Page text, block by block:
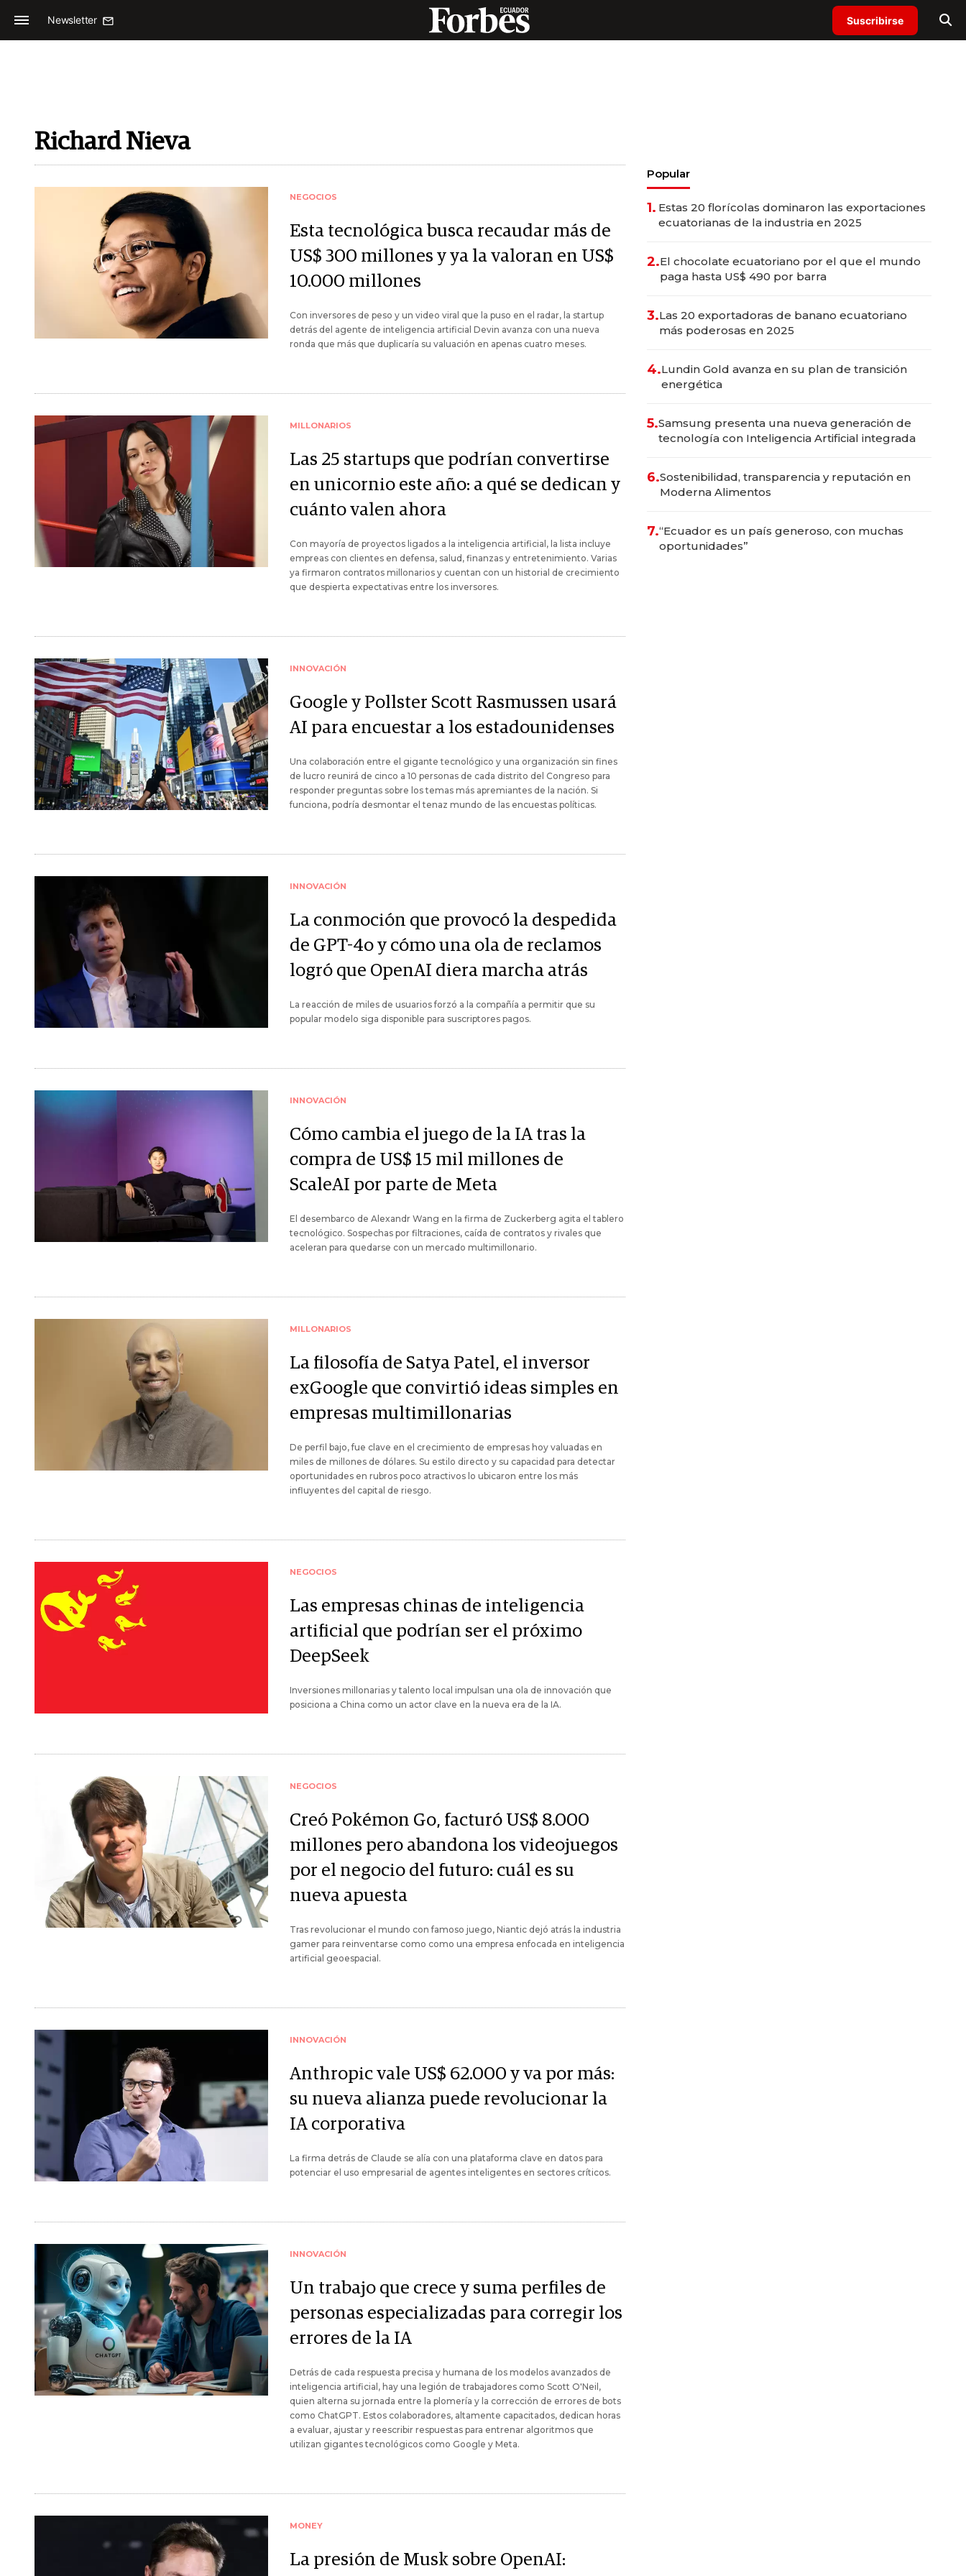
Newsletter Suscribirse
Richard Nieva
NEGOCIOS
Esta tecnológica busca recaudar más de
US$ 300 millones y ya la valoran en US$
10.000 millones
Con inversores de peso y un video viral que la puso en el radar, la startup
detrás del agente de inteligencia artificial Devin avanza con una nueva
ronda que más que duplicaría su valuación en apenas cuatro meses.
MILLONARIOS
Las 25 startups que podrían convertirse
en unicornio este año: a qué se dedican y
cuánto valen ahora
Con mayoría de proyectos ligados a la inteligencia artificial, la lista incluye
empreas con clientes en defensa, salud, finanzas y entretenimiento. Varias
ya firmaron contratos millonarios y cuentan con un historial de crecimiento
que despierta expectativas entre los inversores.
INNOVACIÓN
Google y Pollster Scott Rasmussen usará
AI para encuestar a los estadounidenses
Una colaboración entre el gigante tecnológico y una organización sin fines
de lucro reunirá de cinco a 10 personas de cada distrito del Congreso para
responder preguntas sobre los temas más apremiantes de la nación. Si
funciona, podría desmontar el tenaz mundo de las encuestas políticas.
INNOVACIÓN
La conmoción que provocó la despedida
de GPT-4o y cómo una ola de reclamos
logró que OpenAI diera marcha atrás
La reacción de miles de usuarios forzó a la compañía a permitir que su
popular modelo siga disponible para suscriptores pagos.
INNOVACIÓN
Cómo cambia el juego de la IA tras la
compra de US$ 15 mil millones de
ScaleAI por parte de Meta
El desembarco de Alexandr Wang en la firma de Zuckerberg agita el tablero
tecnológico. Sospechas por filtraciones, caída de contratos y rivales que
aceleran para quedarse con un mercado multimillonario.
MILLONARIOS
La filosofía de Satya Patel, el inversor
exGoogle que convirtió ideas simples en
empresas multimillonarias
De perfil bajo, fue clave en el crecimiento de empresas hoy valuadas en
miles de millones de dólares. Su estilo directo y su capacidad para detectar
oportunidades en rubros poco atractivos lo ubicaron entre los más
influyentes del capital de riesgo.
NEGOCIOS
Las empresas chinas de inteligencia
artificial que podrían ser el próximo
DeepSeek
Inversiones millonarias y talento local impulsan una ola de innovación que
posiciona a China como un actor clave en la nueva era de la IA.
NEGOCIOS
Creó Pokémon Go, facturó US$ 8.000
millones pero abandona los videojuegos
por el negocio del futuro: cuál es su
nueva apuesta
Tras revolucionar el mundo con famoso juego, Niantic dejó atrás la industria
gamer para reinventarse como como una empresa enfocada en inteligencia
artificial geoespacial.
INNOVACIÓN
Anthropic vale US$ 62.000 y va por más:
su nueva alianza puede revolucionar la
IA corporativa
La firma detrás de Claude se alía con una plataforma clave en datos para
potenciar el uso empresarial de agentes inteligentes en sectores críticos.
INNOVACIÓN
Un trabajo que crece y suma perfiles de
personas especializadas para corregir los
errores de la IA
Detrás de cada respuesta precisa y humana de los modelos avanzados de
inteligencia artificial, hay una legión de trabajadores como Scott O'Neil,
quien alterna su jornada entre la plomería y la corrección de errores de bots
como ChatGPT. Estos colaboradores, altamente capacitados, dedican horas
a evaluar, ajustar y reescribir respuestas para entrenar algoritmos que
utilizan gigantes tecnológicos como Google y Meta.
MONEY
La presión de Musk sobre OpenAI:
Popular
1. Estas 20 florícolas dominaron las exportaciones
ecuatorianas de la industria en 2025
2.El chocolate ecuatoriano por el que el mundo
paga hasta US$ 490 por barra
3.Las 20 exportadoras de banano ecuatoriano
más poderosas en 2025
4.Lundin Gold avanza en su plan de transición
energética
5.Samsung presenta una nueva generación de
tecnología con Inteligencia Artificial integrada
6.Sostenibilidad, transparencia y reputación en
Moderna Alimentos
7.“Ecuador es un país generoso, con muchas
oportunidades”